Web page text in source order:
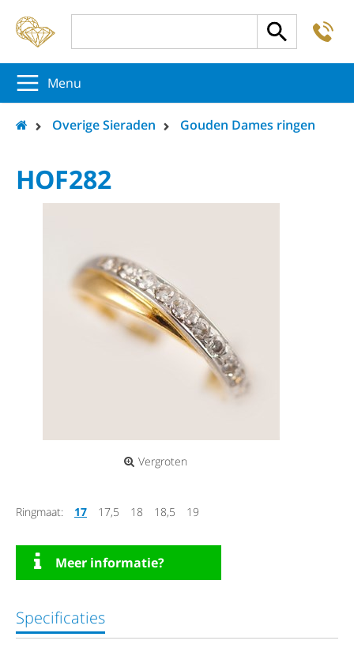
Menu
Overige Sieraden Gouden Dames ringen
HOF282
Vergroten
Ringmaat: 17 17,5 18 18,5 19
Meer informatie?
Specificaties